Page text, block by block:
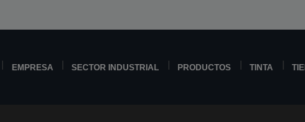
EMPRESA SECTOR INDUSTRIAL PRODUCTOS TINTA